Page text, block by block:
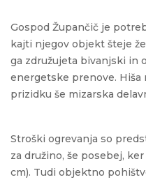
Gospod Župančič je
kajti njegov objekt šteje
ga združujeta bivanjski in
energetske prenove. Hiša
prizidku še mizarska
Stroški ogrevanja so
za družino, še posebej,
cm). Tudi objektno